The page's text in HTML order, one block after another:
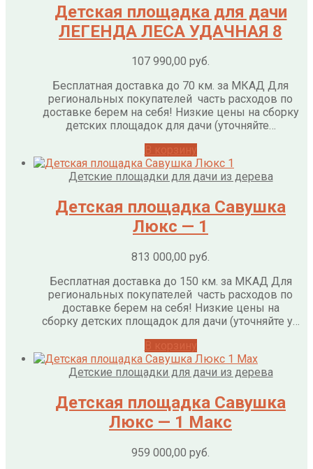
Детская площадка для дачи
ЛЕГЕНДА ЛЕСА УДАЧНАЯ 8
107 990,00 руб.
Бесплатная доставка до 70 км. за МКАД Для
региональных покупателей часть расходов по
доставке берем на себя! Низкие цены на сборку
детских площадок для дачи (уточняйте…
Детские площадки для дачи из дерева
Детская площадка Савушка
Люкс — 1
813 000,00 руб.
Бесплатная доставка до 150 км. за МКАД Для
региональных покупателей часть расходов по
доставке берем на себя! Низкие цены на
сборку детских площадок для дачи (уточняйте у…
Детские площадки для дачи из дерева
Детская площадка Савушка
Люкс — 1 Макс
959 000,00 руб.